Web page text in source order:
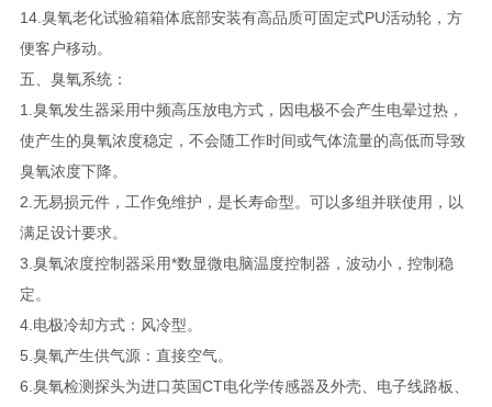
14.臭氧老化试验箱箱体底部安装有高品质可固定式PU活动轮，方
便客户移动。
五、臭氧系统：
1.臭氧发生器采用中频高压放电方式，因电极不会产生电晕过热，
使产生的臭氧浓度稳定，不会随工作时间或气体流量的高低而导致
臭氧浓度下降。
2.无易损元件，工作免维护，是长寿命型。可以多组并联使用，以
满足设计要求。
3.臭氧浓度控制器采用*数显微电脑温度控制器，波动小，控制稳
定。
4.电极冷却方式：风冷型。
5.臭氧产生供气源：直接空气。
6.臭氧检测探头为进口英国CT电化学传感器及外壳、电子线路板、